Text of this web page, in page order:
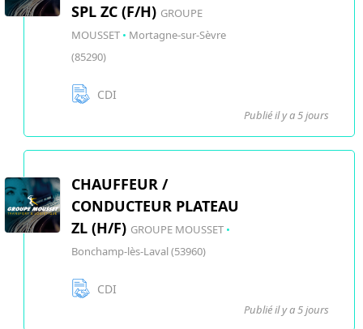
SPL ZC (F/H) GROUPE
MOUSSET • Mortagne-sur-Sèvre
(85290)
CDI
Publié il y a 5 jours
CHAUFFEUR /
CONDUCTEUR PLATEAU
ZL (H/F) GROUPE MOUSSET •
Bonchamp-lès-Laval (53960)
CDI
Publié il y a 5 jours